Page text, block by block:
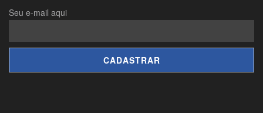
Seu e-mail aqui